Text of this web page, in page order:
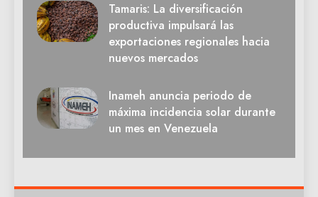
Tamaris: La diversificación
productiva impulsará las
exportaciones regionales hacia
nuevos mercados
Inameh anuncia periodo de
máxima incidencia solar durante
un mes en Venezuela